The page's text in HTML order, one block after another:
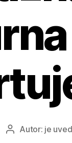
AutorAutor: je